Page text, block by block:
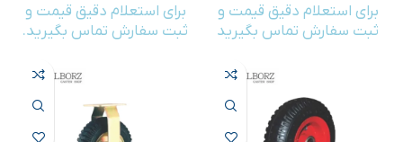
برای استعلام دقیق قیمت و
ثبت سفارش تماس بگیرید
برای استعلام دقیق قیمت و
ثبت سفارش تماس بگیرید.